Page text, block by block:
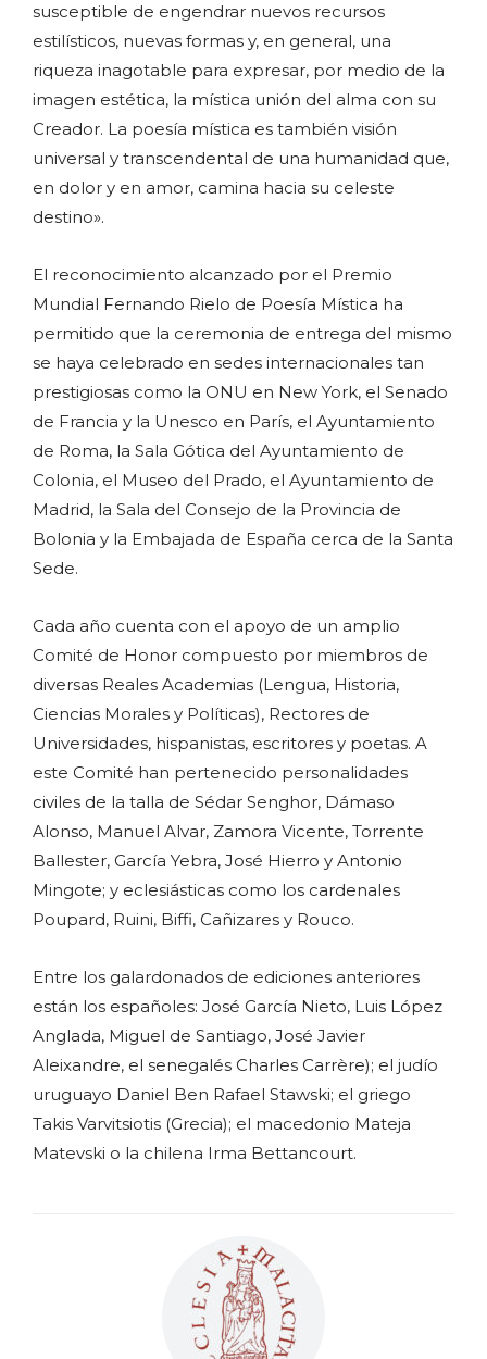
susceptible de engendrar nuevos recursos
estilísticos, nuevas formas y, en general, una
riqueza inagotable para expresar, por medio de la
imagen estética, la mística unión del alma con su
Creador. La poesía mística es también visión
universal y transcendental de una humanidad que,
en dolor y en amor, camina hacia su celeste
destino».
El reconocimiento alcanzado por el Premio
Mundial Fernando Rielo de Poesía Mística ha
permitido que la ceremonia de entrega del mismo
se haya celebrado en sedes internacionales tan
prestigiosas como la ONU en New York, el Senado
de Francia y la Unesco en París, el Ayuntamiento
de Roma, la Sala Gótica del Ayuntamiento de
Colonia, el Museo del Prado, el Ayuntamiento de
Madrid, la Sala del Consejo de la Provincia de
Bolonia y la Embajada de España cerca de la Santa
Sede.
Cada año cuenta con el apoyo de un amplio
Comité de Honor compuesto por miembros de
diversas Reales Academias (Lengua, Historia,
Ciencias Morales y Políticas), Rectores de
Universidades, hispanistas, escritores y poetas. A
este Comité han pertenecido personalidades
civiles de la talla de Sédar Senghor, Dámaso
Alonso, Manuel Alvar, Zamora Vicente, Torrente
Ballester, García Yebra, José Hierro y Antonio
Mingote; y eclesiásticas como los cardenales
Poupard, Ruini, Biffi, Cañizares y Rouco.
Entre los galardonados de ediciones anteriores
están los españoles: José García Nieto, Luis López
Anglada, Miguel de Santiago, José Javier
Aleixandre, el senegalés Charles Carrère); el judío
uruguayo Daniel Ben Rafael Stawski; el griego
Takis Varvitsiotis (Grecia); el macedonio Mateja
Matevski o la chilena Irma Bettancourt.